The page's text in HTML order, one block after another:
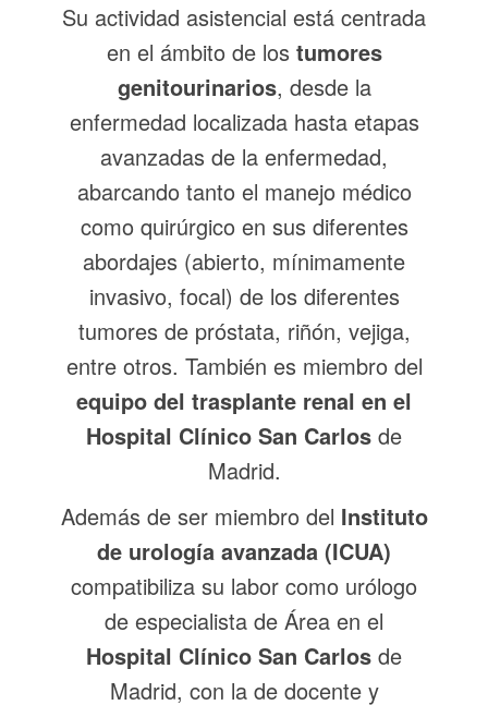
Su actividad asistencial está centrada
en el ámbito de los tumores
genitourinarios, desde la
enfermedad localizada hasta etapas
avanzadas de la enfermedad,
abarcando tanto el manejo médico
como quirúrgico en sus diferentes
abordajes (abierto, mínimamente
invasivo, focal) de los diferentes
tumores de próstata, riñón, vejiga,
entre otros. También es miembro del
equipo del trasplante renal en el
Hospital Clínico San Carlos de
Madrid.
Además de ser miembro del Instituto
de urología avanzada (ICUA)
compatibiliza su labor como urólogo
de especialista de Área en el
Hospital Clínico San Carlos de
Madrid, con la de docente y